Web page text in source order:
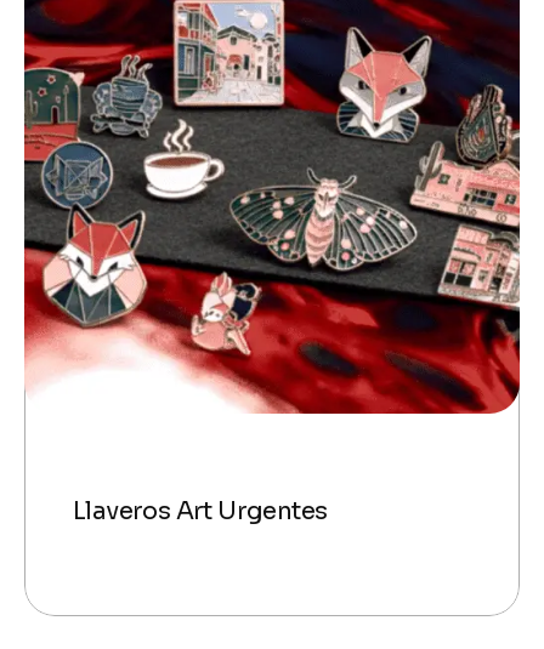
Llaveros Art Urgentes